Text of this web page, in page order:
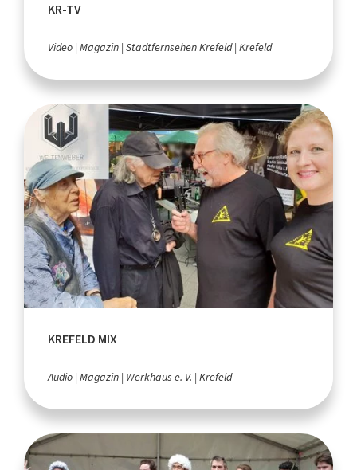
KR-TV
Video Magazin Stadtfernsehen Krefeld Krefeld
KREFELD MIX
Audio Magazin Werkhaus e. V. Krefeld